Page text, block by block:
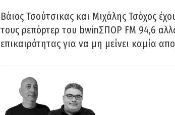
Βάιος Τσούτσικας και Μιχάλης Τσόχος
τους ρεπόρτερ του bwinΣΠΟΡ FM 94,6
επικαιρότητας για να μη μείνει καμία